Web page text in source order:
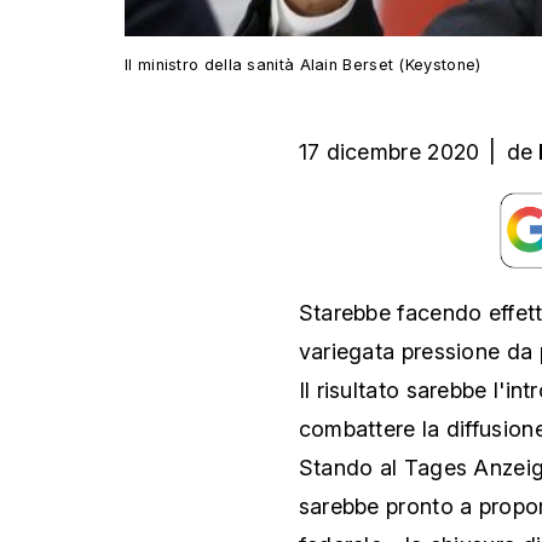
Il ministro della sanità Alain Berset (Keystone)
17 dicembre 2020 de
Starebbe facendo
variegata pressione
Il risultato sarebbe
combattere la
Stando al Tages
sarebbe pronto a